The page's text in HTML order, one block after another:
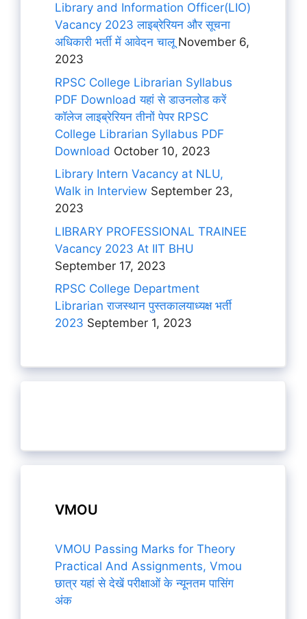
Library and Information Officer(LIO)
Vacancy 2023 लाइब्रेरियन और सूचना
अधिकारी भर्ती में आवेदन चालूNovember 6,
2023
RPSC College Librarian Syllabus
PDF Download यहां से डाउनलोड करें
कॉलेज लाइब्रेरियन तीनों पेपर RPSC
College Librarian Syllabus PDF
Download October 10, 2023
Library Intern Vacancy at NLU,
Walk in Interview September 23,
2023
LIBRARY PROFESSIONAL TRAINEE
Vacancy 2023 At IIT BHU
September 17, 2023
RPSC College Department
Librarian राजस्थान पुस्तकालयाध्यक्ष भर्ती
2023 September 1, 2023
VMOU
VMOU Passing Marks for Theory
Practical And Assignments, Vmou
छात्र यहां से देखें परीक्षाओं के न्यूनतम पासिंग
अंक